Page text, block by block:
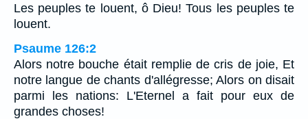
Les peuples te louent, ô Dieu! Tous les peuples te
louent.
Psaume 126:2
Alors notre bouche était remplie de cris de joie, Et
notre langue de chants d'allégresse; Alors on disait
parmi les nations: L'Eternel a fait pour eux de
grandes choses!